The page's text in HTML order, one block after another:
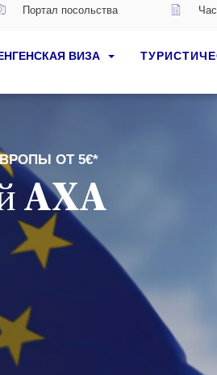
Портал посольства
ВИЗА
ОТ 5€*
AXA